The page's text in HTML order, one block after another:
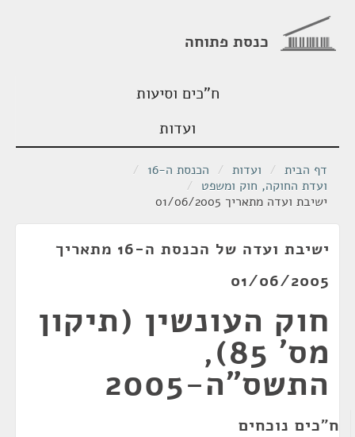
כנסת פתוחה
ח"כים וסיעות
ועדות
דף הבית / ועדות / הכנסת ה-16
/
ועדת החוקה, חוק ומשפט /
ישיבת ועדה מתאריך 01/06/2005
ישיבת ועדה של הכנסת ה-16 מתאריך
01/06/2005
חוק העונשין (תיקון
מס' 85),
התשס"ה-2005
ח"כים נוכחים